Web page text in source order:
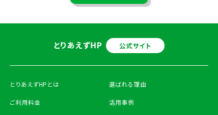
とりあえずHP 公式サイト
とりあえずHPとは
ご利用料金
選ばれる理由
活用事例